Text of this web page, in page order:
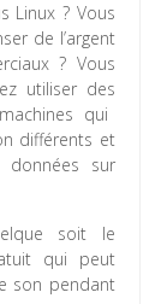
Linux ? Vous
de l’argent
? Vous
utiliser des
qui
différents et
données sur
soit le
qui peut
son pendant